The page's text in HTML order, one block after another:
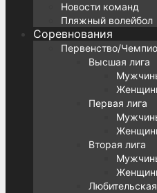
Новости команд
Пляжный волейбол
Соревнования
Первенство/
Высшая лига
Первая лига
Вторая лига